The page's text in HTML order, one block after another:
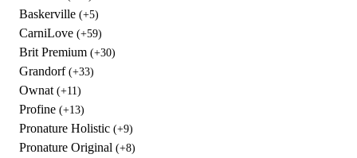
Baskerville (+5)
CarniLove (+59)
Brit Premium (+30)
Grandorf (+33)
Ownat (+11)
Profine (+13)
Pronature Holistic (+9)
Pronature Original (+8)